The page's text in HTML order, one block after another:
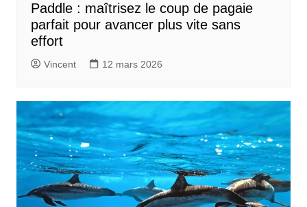
Paddle : maîtrisez le coup de pagaie
parfait pour avancer plus vite sans
effort
Vincent 12 mars 2026